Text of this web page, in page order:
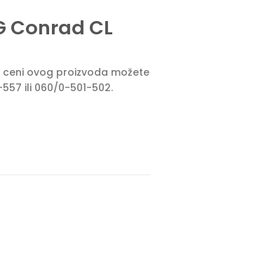
Conrad CL
ovog proizvoda možete
ili 060/0-501-502.